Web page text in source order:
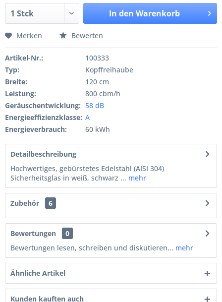
In den Warenkorb
Merken Bewerten
Artikel-Nr.:
100333
Typ:
Kopffreihaube
Breite:
120 cm
Leistung:
800 cbm/h
Geräuschentwicklung: 58 dB
Energieeffizienzklasse: A
Energieverbrauch:
60 kWh
Detailbeschreibung
Hochwertiges, gebürstetes Edelstahl (AISI 304)
Sicherheitsglas in weiß, schwarz ... mehr
Zubehör 6
Bewertungen
0
Bewertungen lesen, schreiben und diskutieren... mehr
Ähnliche Artikel
Kunden kauften auch